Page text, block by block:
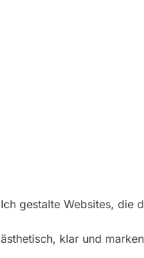
Ich gestalte Websites, die
ästhetisch, klar und